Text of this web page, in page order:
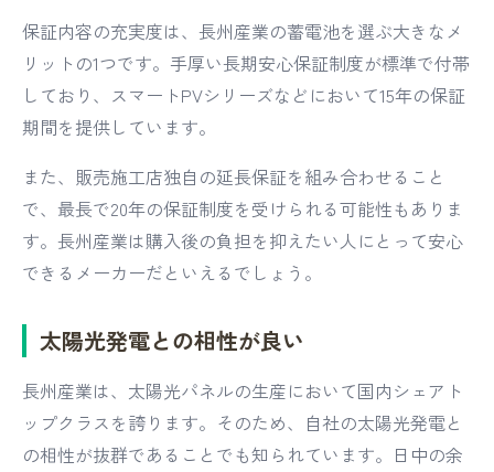
保証内容の充実度は、長州産業の蓄電池を選ぶ大きなメ
リットの1つです。手厚い長期安心保証制度が標準で付帯
しており、スマートPVシリーズなどにおいて15年の保証
期間を提供しています。
また、販売施工店独自の延長保証を組み合わせること
で、最長で20年の保証制度を受けられる可能性もありま
す。長州産業は購入後の負担を抑えたい人にとって安心
できるメーカーだといえるでしょう。
太陽光発電との相性が良い
長州産業は、太陽光パネルの生産において国内シェアト
ップクラスを誇ります。そのため、自社の太陽光発電と
の相性が抜群であることでも知られています。日中の余